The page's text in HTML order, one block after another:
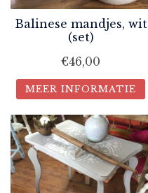
Balinese mandjes, wit
(set)
€46,00
MEER INFORMATIE